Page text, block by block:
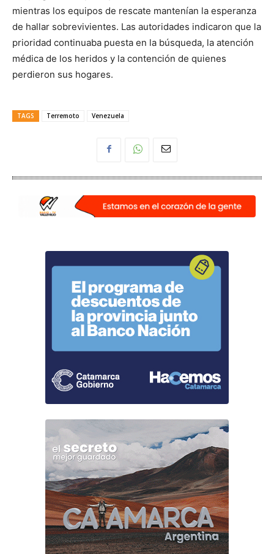
mientras los equipos de rescate mantenían la esperanza
de hallar sobrevivientes. Las autoridades indicaron que la
prioridad continuaba puesta en la búsqueda, la atención
médica de los heridos y la contención de quienes
perdieron sus hogares.
TAGS Terremoto Venezuela